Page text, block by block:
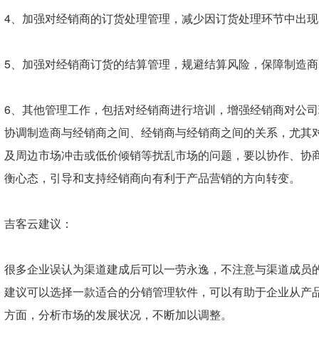
4、加强对经销商的订货处理管理，减少因订货处理环节中出
5、加强对经销商订货的结算管理，规避结算风险，保障制造
6、其他管理工作，包括对经销商进行培训，增强经销商对公
协调制造商与经销商之间、经销商与经销商之间的关系，尤
及周边市场冲击或低价倾销等扰乱市场的问题，要以协作、
衡心态，引导和支持经销商向有利于产品营销的方向转变。
吉客云建议：
很多企业误认为渠道建成后可以一劳永逸，不注意与渠道成
建议可以选择一款适合的分销管理软件，可以有助于企业从
方面，分析市场的发展状况，不断加以调整。